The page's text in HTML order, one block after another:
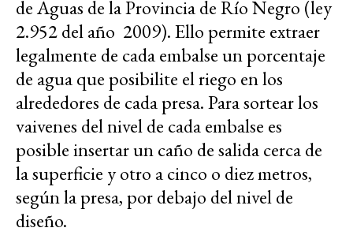
de Aguas de la Provincia de Río Negro (ley
2.952 del año 2009). Ello permite extraer
legalmente de cada embalse un porcentaje
de agua que posibilite el riego en los
alrededores de cada presa. Para sortear los
vaivenes del nivel de cada embalse es
posible insertar un caño de salida cerca de
la superficie y otro a cinco o diez metros,
según la presa, por debajo del nivel de
diseño.